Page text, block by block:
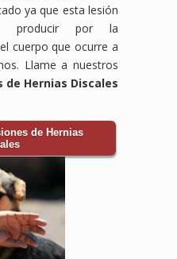
ya que esta lesión
producir por la
cuerpo que ocurre a
Llame a nuestros
de Hernias Discales
de Hernias